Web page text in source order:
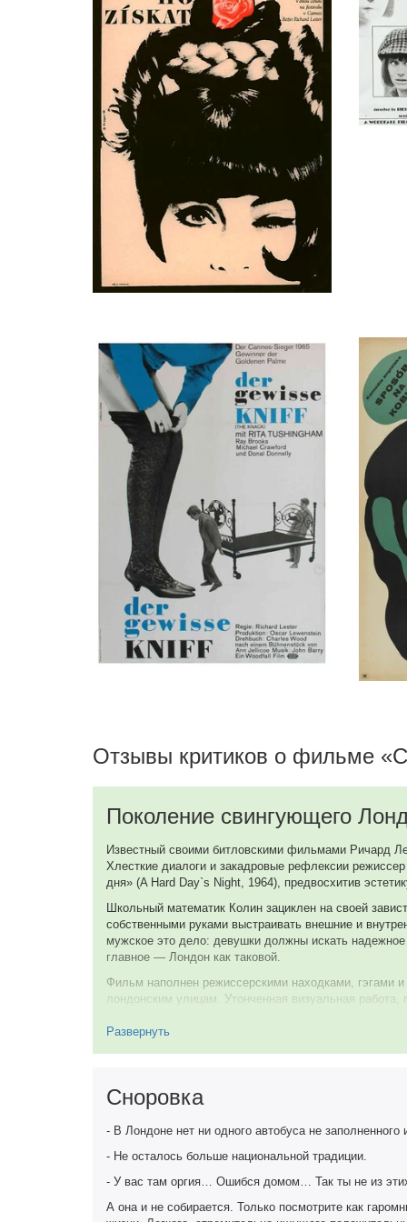
Анабелла МакКартни
Girl, в титрах не указан
Judith Mcgilligan
Girl, в титрах не указан
Алан Стюарт
Сьюзэн Уитман
Girl, в титрах не указан
Хелен Леннокс
Left Luggage Porter
Ханя Кохански
Girl, в титрах не указан
Джуди Робинсон
Girl, в титрах не указан
Вики Юдэлл
Girl, в титрах не указан
Донал Доннелли
Tom
Уильям Декстер
Dress Shop Owner
Питер Копли
Picture Owner
Junkyard Owner
Tom's Landlady (в титрах: Dandy Nicholls)
Ричард Лестер
Balding Man Passed by Bed in Street, в титрах не указан
Soldier, в титрах не указан
Teacher, в титрах не указан
Jack Hetherington
Рита Ташингэм
Отзывы критиков о фильме
Поколение свингующего
Известный своими битловскими фильмами Ричард
Хлесткие диалоги и закадровые рефлексии
дня» (A Hard Day`s Night, 1964), предвосхитив
Школьный математик Колин зациклен на своей
собственными руками выстраивать внешние и
мужское это дело: девушки должны искать
главное — Лондон как таковой.
Фильм наполнен режиссерскими находками, гэгами
лондонским улицам. Утонченная визуальная
Картина сюжетно напоминает работу француза
9 из 10
15 сентября 2016
Развернуть
Сноровка
- В Лондоне нет ни одного автобуса не
- Не осталось больше национальной традиции.
- У вас там оргия… Ошибся домом… Так ты не из
А она и не собирается. Только посмотрите как